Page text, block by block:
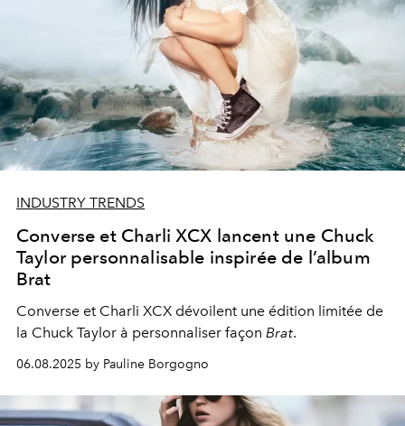
INDUSTRY TRENDS
Converse et Charli XCX lancent une Chuck
Taylor personnalisable inspirée de l’album
Brat
Converse et Charli XCX dévoilent une édition limitée de
la Chuck Taylor à personnaliser façon Brat.
06.08.2025 by Pauline Borgogno